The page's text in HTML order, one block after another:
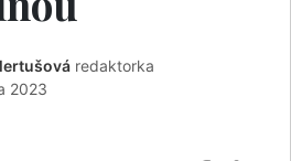
redaktorka
2023